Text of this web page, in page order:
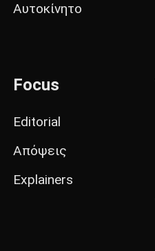
Αυτοκίνητο
Focus
Editorial
Απόψεις
Explainers